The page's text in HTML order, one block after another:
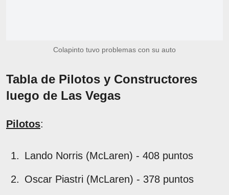
Colapinto tuvo problemas con su auto
Tabla de Pilotos y Constructores
luego de Las Vegas
Pilotos:
Lando Norris (McLaren) - 408 puntos
Oscar Piastri (McLaren) - 378 puntos